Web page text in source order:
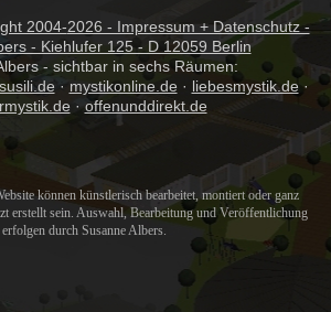
2004-2026 - Impressum + Datenschutz -
- Kiehlufer 125 - D 12059 Berlin
- sichtbar in sechs Räumen:
susili.de· mystikonline.de· liebesmystik.de·
· offenunddirekt.de
können künstlerisch bearbeitet, montiert oder ganz
erstellt sein. Auswahl, Bearbeitung und Veröffentlichung
erfolgen durch Susanne Albers.